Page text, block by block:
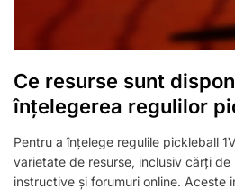
Ce resurse sunt
înțelegerea regulilor
Pentru a înțelege regulile pickleball
varietate de resurse, inclusiv cărți
instructive și forumuri online. Aceste